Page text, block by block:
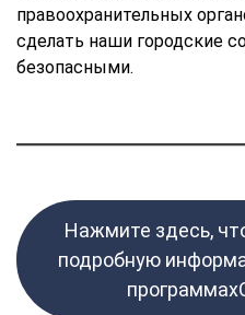
правоохранительных
сделать наши городские
безопасными.
Нажмите здесь,
подробную